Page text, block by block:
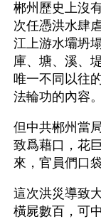
郴州歷史上沒
次任憑洪水肆
江上游水壩坍
庫、塘、溪、
唯一不同以往
法輪功的內容。
但中共郴州當
致爲藉口，花
來，官員們口
這次洪災導致
橫屍數百，可